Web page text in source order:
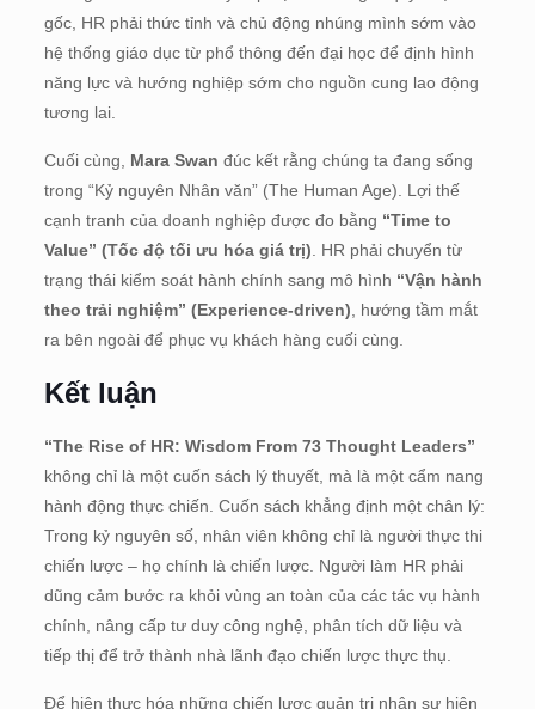
gốc, HR phải thức tỉnh và chủ động nhúng mình sớm vào
hệ thống giáo dục từ phổ thông đến đại học để định hình
năng lực và hướng nghiệp sớm cho nguồn cung lao động
tương lai.
Cuối cùng, Mara Swan đúc kết rằng chúng ta đang sống
trong “Kỷ nguyên Nhân văn” (The Human Age). Lợi thế
cạnh tranh của doanh nghiệp được đo bằng “Time to
Value” (Tốc độ tối ưu hóa giá trị). HR phải chuyển từ
trạng thái kiểm soát hành chính sang mô hình “Vận hành
theo trải nghiệm” (Experience-driven), hướng tầm mắt
ra bên ngoài để phục vụ khách hàng cuối cùng.
Kết luận
“The Rise of HR: Wisdom From 73 Thought Leaders”
không chỉ là một cuốn sách lý thuyết, mà là một cẩm nang
hành động thực chiến. Cuốn sách khẳng định một chân lý:
Trong kỷ nguyên số, nhân viên không chỉ là người thực thi
chiến lược – họ chính là chiến lược. Người làm HR phải
dũng cảm bước ra khỏi vùng an toàn của các tác vụ hành
chính, nâng cấp tư duy công nghệ, phân tích dữ liệu và
tiếp thị để trở thành nhà lãnh đạo chiến lược thực thụ.
Để hiện thực hóa những chiến lược quản trị nhân sự hiện